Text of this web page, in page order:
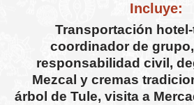
Incluye:
Transportación
coordinador de
responsabilidad civil,
Mezcal y cremas
árbol de Tule, visita a